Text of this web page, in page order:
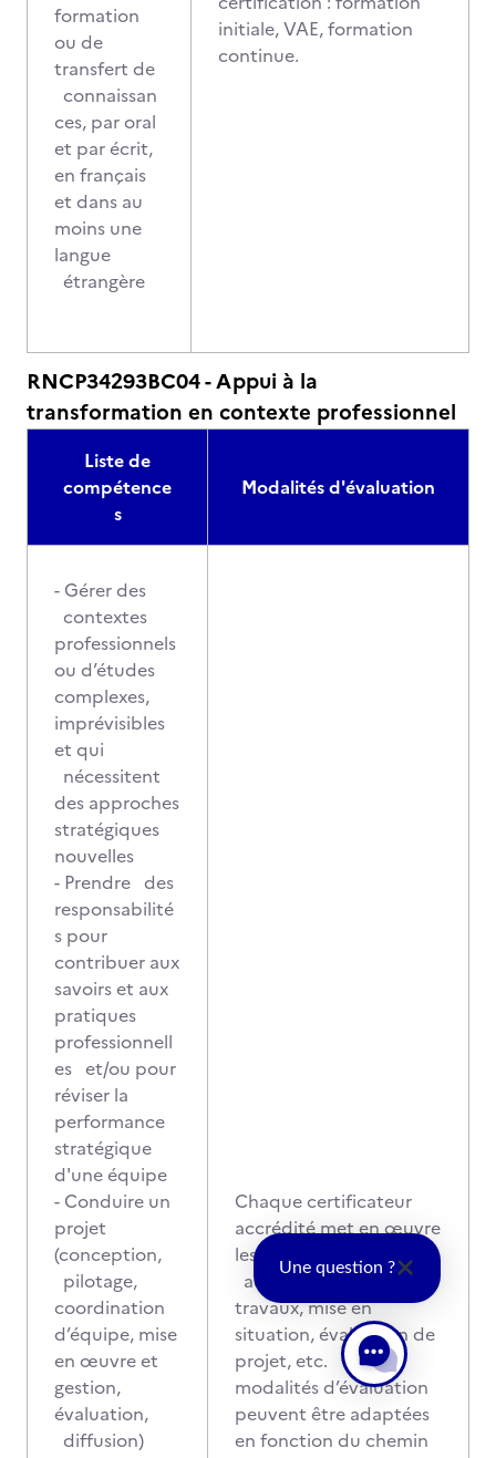
formation
ou de
transfert de
connaissan
ces, par oral
et par écrit,
en français
et dans au
moins une
langue
étrangère
initiale, VAE, formation
continue.
RNCP34293BC04 - Appui à la
transformation en contexte professionnel
Liste de
compétence
s
Modalités d'évaluation
- Gérer des
contextes
professionnels
ou d’études
complexes,
imprévisibles
et qui
nécessitent
des approches
stratégiques
nouvelles
- Prendre des
responsabilité
s pour
contribuer aux
savoirs et aux
pratiques
professionnell
es et/ou pour
réviser la
performance
stratégique
d'une équipe
- Conduire un
projet
(conception,
pilotage,
coordination
d’équipe, mise
en œuvre et
gestion,
évaluation,
diffusion)
Chaque certificateur
accrédité met en œuvre
les modalités qu’il juge
adaptées : rendu de
travaux, mise en
situation, évaluation de
projet, etc. Ces
modalités d’évaluation
peuvent être adaptées
en fonction du chemin
Une question ?